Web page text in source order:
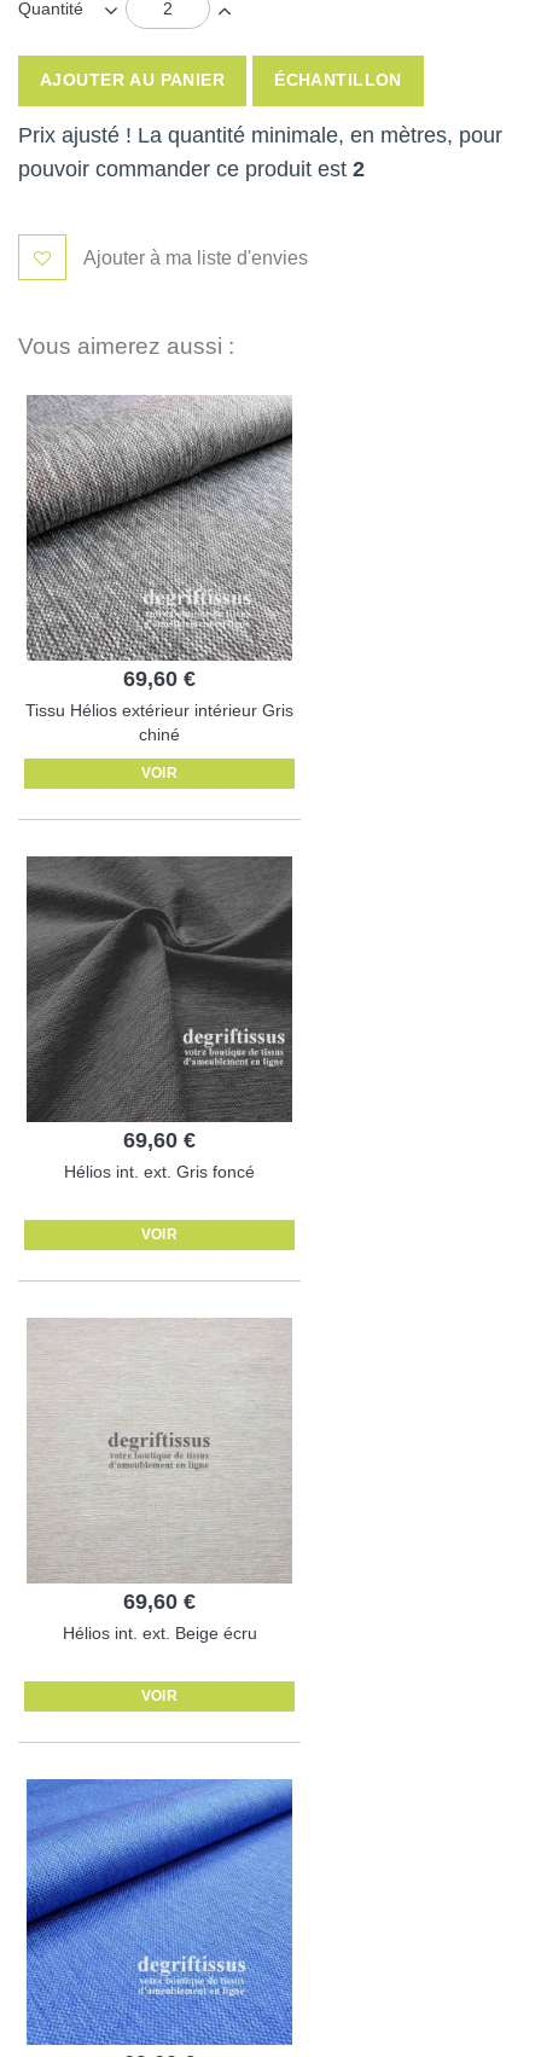
Quantité
AJOUTER AU PANIER ÉCHANTILLON
Prix ajusté ! La quantité minimale, en mètres, pour
pouvoir commander ce produit est 2
Ajouter à ma liste d'envies
Vous aimerez aussi :
69,60 €
Tissu Hélios extérieur intérieur Gris
chiné
VOIR
69,60 €
Hélios int. ext. Gris foncé
VOIR
69,60 €
Hélios int. ext. Beige écru
VOIR